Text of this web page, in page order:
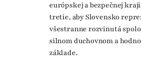
európskej a bezpečnej
tretie, aby Slovensko
všestranne rozvinutá
silnom duchovnom a
základe.